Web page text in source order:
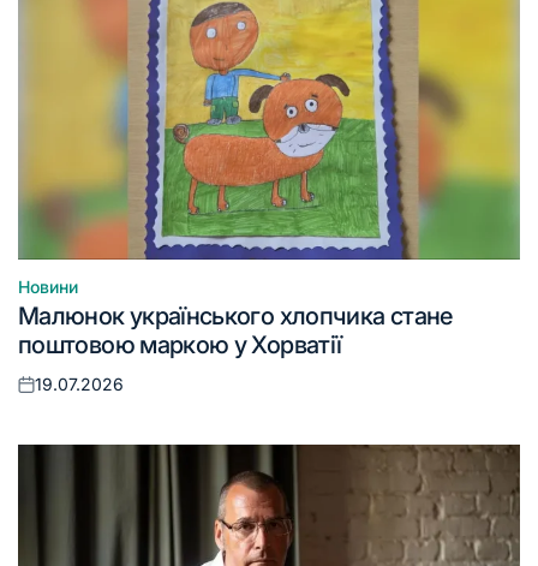
Опублікувати
у
Новини
Малюнок українського хлопчика стане
поштовою маркою у Хорватії
Оприлюднено
19.07.2026